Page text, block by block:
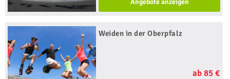
Weiden in der Oberpfalz
ab 85 €